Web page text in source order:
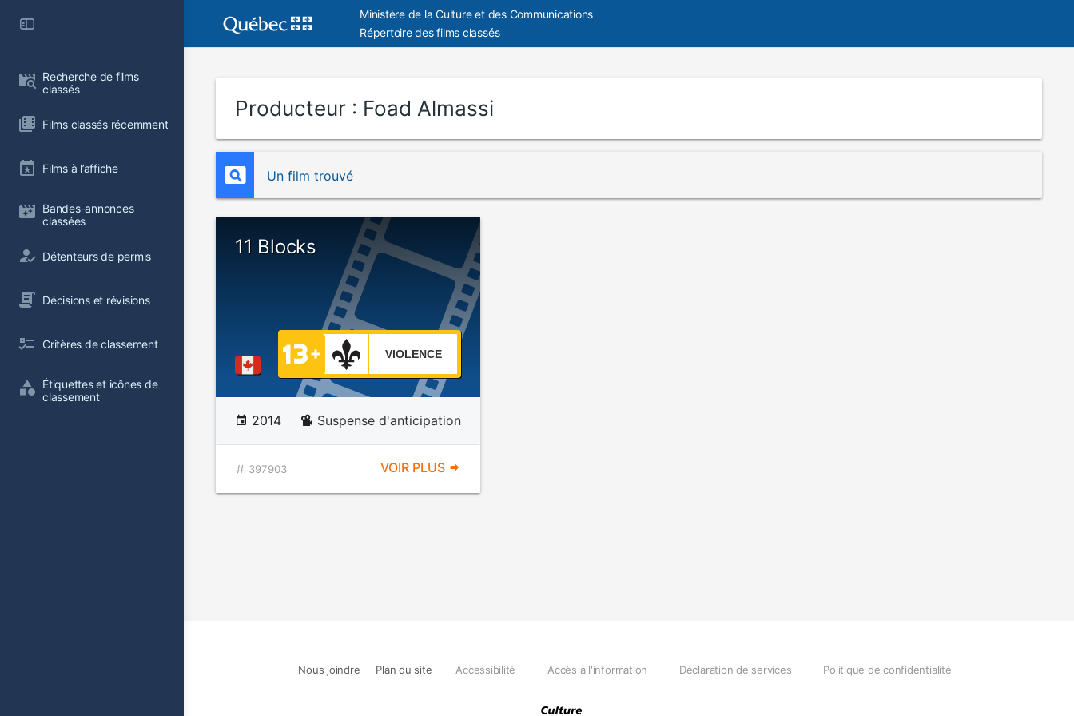
Recherche de films
classés
Films classés récemment
Films à l’affiche
Bandes-annonces
classées
Détenteurs de permis
Décisions et révisions
Critères de classement
Étiquettes et icônes de
classement
Ministère de la Culture et des Communications
Répertoire des films classés
Producteur : Foad Almassi
Un film trouvé
11 Blocks
VIOLENCE
2014 Suspense d'anticipation
397903 VOIR PLUS
Nous joindre Plan du site Accessibilité Accès à l'information Déclaration de services Politique de confidentialité